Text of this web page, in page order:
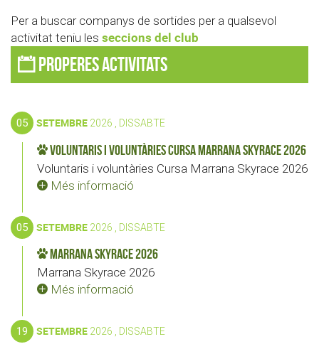
Per a buscar companys de sortides per a qualsevol
activitat teniu les seccions del club
Properes activitats
05 SETEMBRE 2026 , DISSABTE
Voluntaris i voluntàries Cursa Marrana Skyrace 2026
Voluntaris i voluntàries Cursa Marrana Skyrace 2026
Més informació
05 SETEMBRE 2026 , DISSABTE
Marrana Skyrace 2026
Marrana Skyrace 2026
Més informació
19 SETEMBRE 2026 , DISSABTE